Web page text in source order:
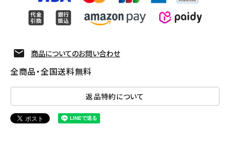
商品についてのお問い合わせ
全商品・全国送料無料
返品特約について